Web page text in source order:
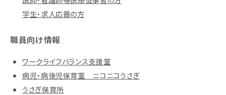
学生・求人応募の方
職員向け情報
ワークライフバランス支援室
病児・病後児保育室 ニコニコうさぎ
うさぎ保育所